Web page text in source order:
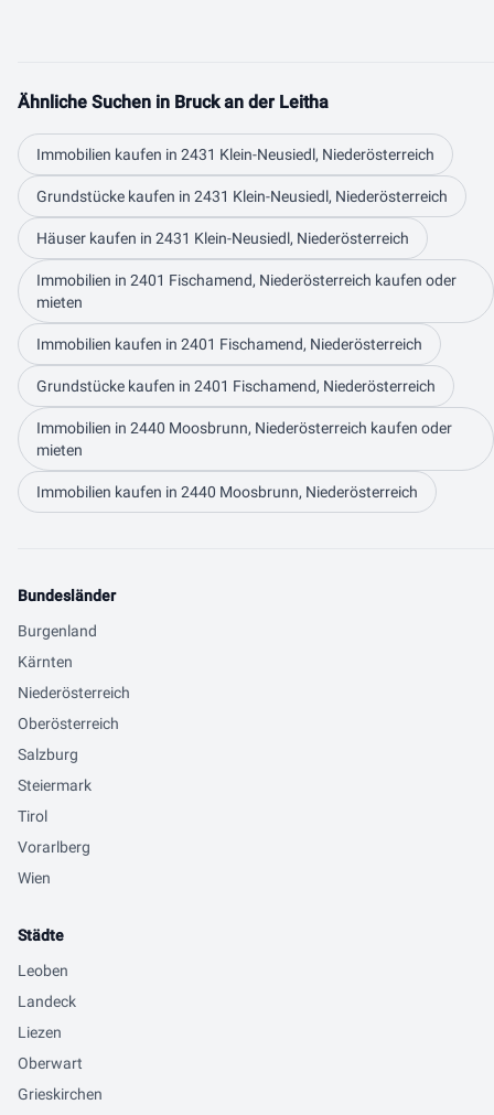
Ähnliche Suchen in Bruck an der Leitha
Immobilien kaufen in 2431 Klein-Neusiedl, Niederösterreich
Grundstücke kaufen in 2431 Klein-Neusiedl, Niederösterreich
Häuser kaufen in 2431 Klein-Neusiedl, Niederösterreich
Immobilien in 2401 Fischamend, Niederösterreich kaufen oder
mieten
Immobilien kaufen in 2401 Fischamend, Niederösterreich
Grundstücke kaufen in 2401 Fischamend, Niederösterreich
Immobilien in 2440 Moosbrunn, Niederösterreich kaufen oder
mieten
Immobilien kaufen in 2440 Moosbrunn, Niederösterreich
Bundesländer
Burgenland
Kärnten
Niederösterreich
Oberösterreich
Salzburg
Steiermark
Tirol
Vorarlberg
Wien
Städte
Leoben
Landeck
Liezen
Oberwart
Grieskirchen